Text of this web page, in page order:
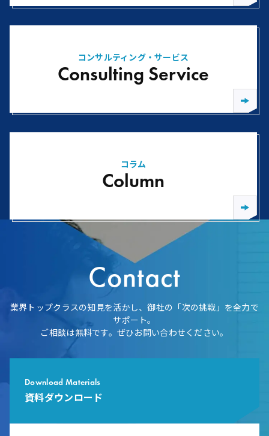
コンサルティング・サービス
Consulting Service
コラム
Column
Contact
業界トップクラスの知見を活かし、御社の「次の挑戦」を全力で
サポート。
ご相談は無料です。ぜひお問い合わせください。
Download Materials
資料ダウンロード